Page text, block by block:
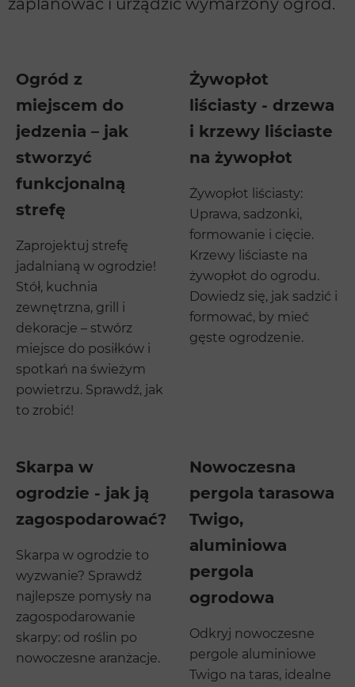
zaplanować i urządzić wymarzony ogród.
Ogród z
miejscem do
jedzenia – jak
stworzyć
funkcjonalną
strefę
Zaprojektuj strefę
jadalnianą w ogrodzie!
Stół, kuchnia
zewnętrzna, grill i
dekoracje – stwórz
miejsce do posiłków i
spotkań na świeżym
powietrzu. Sprawdź, jak
to zrobić!
Żywopłot
liściasty - drzewa
i krzewy liściaste
na żywopłot
Żywopłot liściasty:
Uprawa, sadzonki,
formowanie i cięcie.
Krzewy liściaste na
żywopłot do ogrodu.
Dowiedz się, jak sadzić i
formować, by mieć
gęste ogrodzenie.
Skarpa w
ogrodzie - jak ją
zagospodarować?
Skarpa w ogrodzie to
wyzwanie? Sprawdź
najlepsze pomysły na
zagospodarowanie
skarpy: od roślin po
nowoczesne aranżacje.
Nowoczesna
pergola tarasowa
Twigo,
aluminiowa
pergola
ogrodowa
Odkryj nowoczesne
pergole aluminiowe
Twigo na taras, idealne